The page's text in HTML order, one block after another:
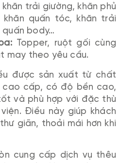
khăn trải giường, khăn phủ
khăn quấn tóc, khăn trải
quấn body…
Topper, ruột gối cùng
may theo yêu cầu.
được sản xuất từ chất
cao cấp, có độ bền cao,
và phù hợp với đặc thù
Điều này giúp khách
giãn, thoải mái hơn khi
cung cấp dịch vụ thêu